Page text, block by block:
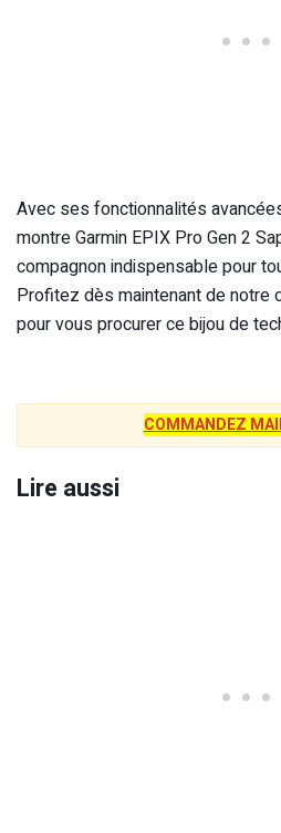
Avec ses fonctionnalités
montre Garmin EPIX Pro Gen 2
compagnon indispensable pour
Profitez dès maintenant de notre
pour vous procurer ce bijou de
COMMANDEZ
Lire aussi